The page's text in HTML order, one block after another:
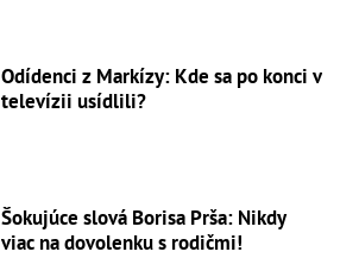
Odídenci z Markízy: Kde sa po konci v
televízii usídlili?
Šokujúce slová Borisa Prša: Nikdy
viac na dovolenku s rodičmi!